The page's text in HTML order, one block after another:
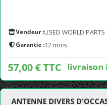
Vendeur :USED WORLD PARTS
Garantie :12 mois
57,00 € TTC livraison
ANTENNE DIVERS